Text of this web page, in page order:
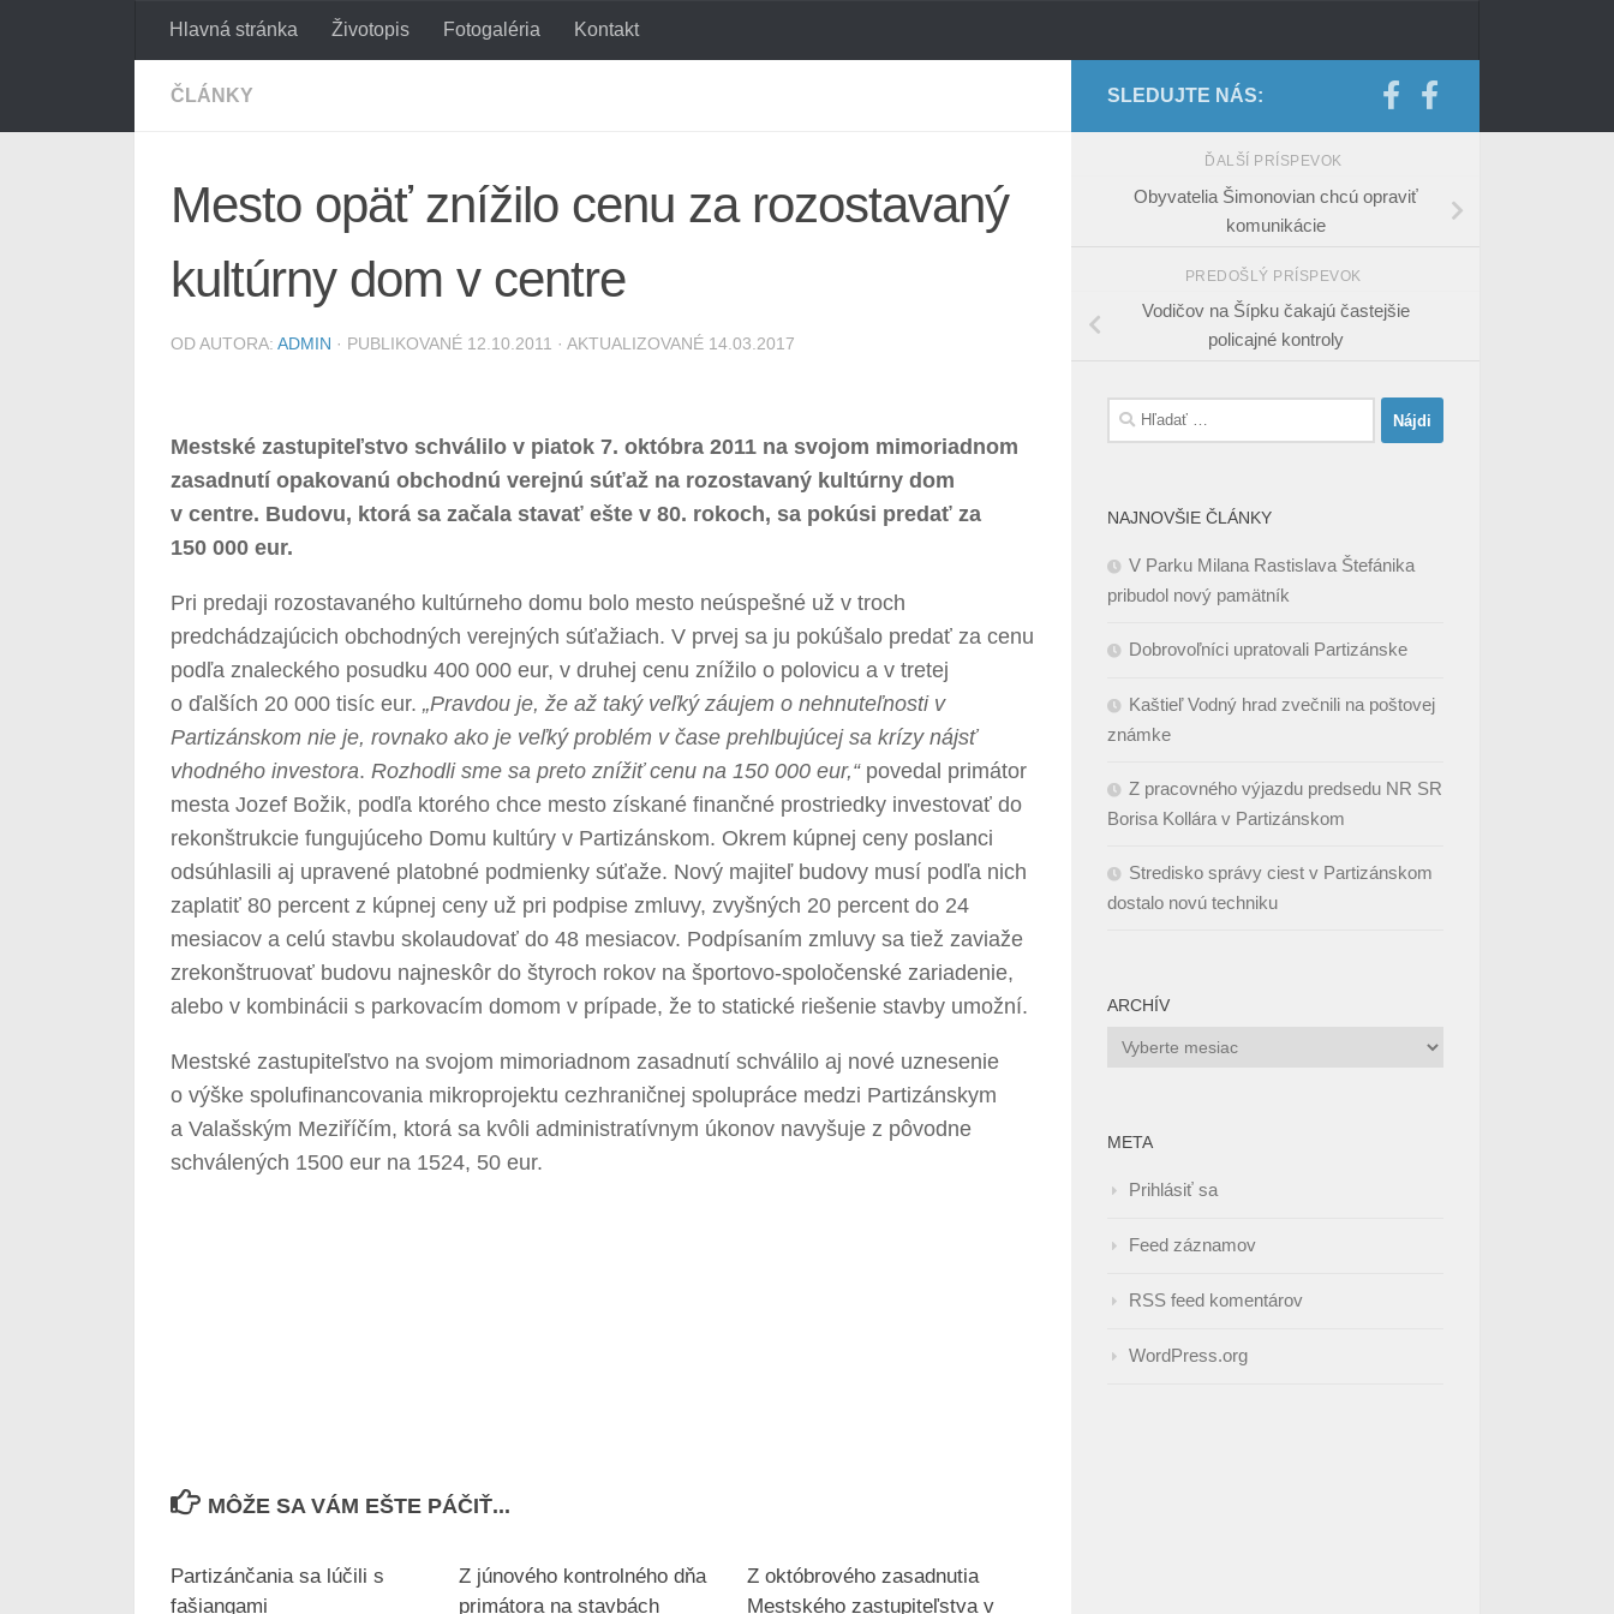
Preskočiť na obsahHlavná stránka Životopis Fotogaléria Kontakt
ČLÁNKY
Mesto opäť znížilo cenu za rozostavaný
kultúrny dom v centre
OD AUTORA: ADMIN · PUBLIKOVANÉ 12.10.2011 · AKTUALIZOVANÉ 14.03.2017
Mestské zastupiteľstvo schválilo v piatok 7. októbra 2011 na svojom mimoriadnom
zasadnutí opakovanú obchodnú verejnú súťaž na rozostavaný kultúrny dom
v centre. Budovu, ktorá sa začala stavať ešte v 80. rokoch, sa pokúsi predať za
150 000 eur.
Pri predaji rozostavaného kultúrneho domu bolo mesto neúspešné už v troch
predchádzajúcich obchodných verejných súťažiach. V prvej sa ju pokúšalo predať za cenu
podľa znaleckého posudku 400 000 eur, v druhej cenu znížilo o polovicu a v tretej
o ďalších 20 000 tisíc eur. „Pravdou je, že až taký veľký záujem o nehnuteľnosti v
Partizánskom nie je, rovnako ako je veľký problém v čase prehlbujúcej sa krízy nájsť
vhodného investora. Rozhodli sme sa preto znížiť cenu na 150 000 eur,“povedal primátor
mesta Jozef Božik, podľa ktorého chce mesto získané finančné prostriedky investovať do
rekonštrukcie fungujúceho Domu kultúry v Partizánskom. Okrem kúpnej ceny poslanci
odsúhlasili aj upravené platobné podmienky súťaže. Nový majiteľ budovy musí podľa nich
zaplatiť 80 percent z kúpnej ceny už pri podpise zmluvy, zvyšných 20 percent do 24
mesiacov a celú stavbu skolaudovať do 48 mesiacov. Podpísaním zmluvy sa tiež zaviaže
zrekonštruovať budovu najneskôr do štyroch rokov na športovo-spoločenské zariadenie,
alebo v kombinácii s parkovacím domom v prípade, že to statické riešenie stavby umožní.
Mestské zastupiteľstvo na svojom mimoriadnom zasadnutí schválilo aj nové uznesenie
o výške spolufinancovania mikroprojektu cezhraničnej spolupráce medzi Partizánskym
a Valašským Meziříčím, ktorá sa kvôli administratívnym úkonov navyšuje z pôvodne
schválených 1500 eur na 1524, 50 eur.
MÔŽE SA VÁM EŠTE PÁČIŤ...
Partizánčania sa lúčili s
fašiangami
Z júnového kontrolného dňa
primátora na stavbách
Z októbrového zasadnutia
Mestského zastupiteľstva v
SLEDUJTE NÁS:
ĎALŠÍ PRÍSPEVOK
Obyvatelia Šimonovian chcú opraviť
komunikácie
PREDOŠLÝ PRÍSPEVOK
Vodičov na Šípku čakajú častejšie
policajné kontroly
Hľadať:
NAJNOVŠIE ČLÁNKY
V Parku Milana Rastislava Štefánika
pribudol nový pamätník
Dobrovoľníci upratovali Partizánske
Kaštieľ Vodný hrad zvečnili na poštovej
známke
Z pracovného výjazdu predsedu NR SR
Borisa Kollára v Partizánskom
Stredisko správy ciest v Partizánskom
dostalo novú techniku
ARCHÍV
Archív
META
Prihlásiť sa
Feed záznamov
RSS feed komentárov
WordPress.org